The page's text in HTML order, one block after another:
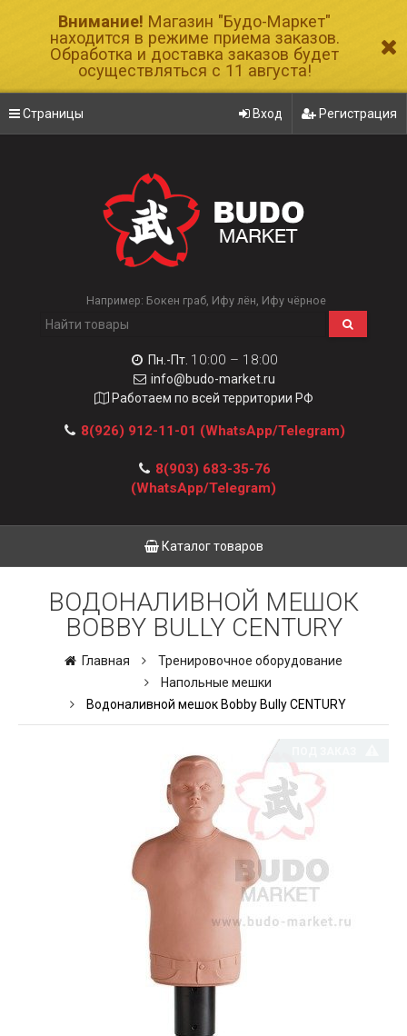
Внимание! Магазин "Будо-Маркет"
находится в режиме приема заказов.
Обработка и доставка заказов будет
осуществляться с 11 августа!
Страницы Вход Регистрация
Например: Бокен граб Ифу лён Ифу чёрное
Пн.-Пт. 10:00 – 18:00
info@budo-market.ru
Работаем по всей территории РФ
8(926) 912-11-01 (WhatsApp/Telegram)
8(903) 683-35-76
(WhatsApp/Telegram)
Каталог товаров
ВОДОНАЛИВНОЙ МЕШОК
BOBBY BULLY CENTURY
Главная
Тренировочное оборудование
Напольные мешки
Водоналивной мешок Bobby Bully CENTURY